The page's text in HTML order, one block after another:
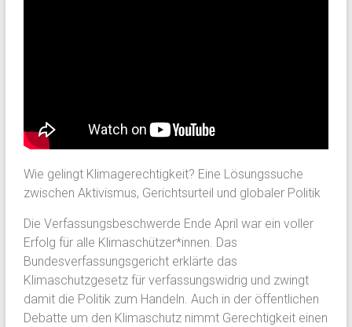
Wie gelingt Klimagerechtigkeit? Eine Lösungssuche
zwischen Aktivismus, Gerichtsurteil und globaler Politik
Die Verfassungsbeschwerde Ende April war ein voller
Erfolg für alle Klimaschützer*innen. Das
Bundesverfassungsgericht erklärte das
Klimaschutzgesetz für verfassungswidrig und zwingt
damit die Politik zum Handeln. Auch in der öffentlichen
Debatte um den Klimaschutz nimmt Gerechtigkeit einen